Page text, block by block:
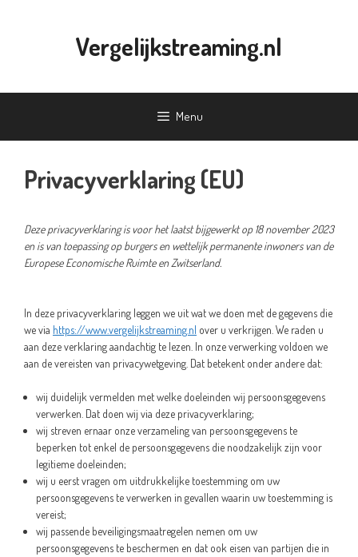
Vergelijkstreaming.nl
Menu
Privacyverklaring (EU)
Deze privacyverklaring is voor het laatst bijgewerkt op 18 november 2023
en is van toepassing op burgers en wettelijk permanente inwoners van de
Europese Economische Ruimte en Zwitserland.
In deze privacyverklaring leggen we uit wat we doen met de gegevens die
we via https://www.vergelijkstreaming.nl over u verkrijgen. We raden u
aan deze verklaring aandachtig te lezen. In onze verwerking voldoen we
aan de vereisten van privacywetgeving. Dat betekent onder andere dat:
wij duidelijk vermelden met welke doeleinden wij persoonsgegevens
verwerken. Dat doen wij via deze privacyverklaring;
wij streven ernaar onze verzameling van persoonsgegevens te
beperken tot enkel de persoonsgegevens die noodzakelijk zijn voor
legitieme doeleinden;
wij u eerst vragen om uitdrukkelijke toestemming om uw
persoonsgegevens te verwerken in gevallen waarin uw toestemming is
vereist;
wij passende beveiligingsmaatregelen nemen om uw
persoonsgegevens te beschermen en dat ook eisen van partijen die in